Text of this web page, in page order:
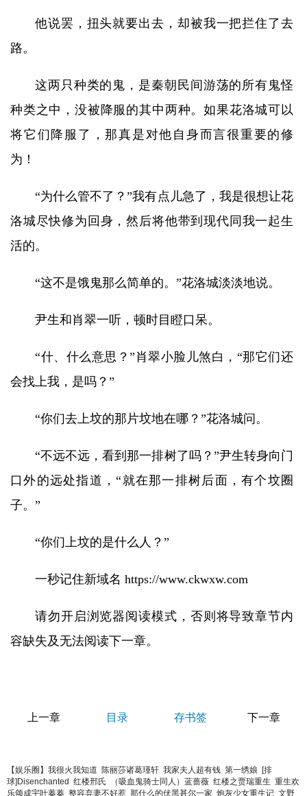
他说罢，扭头就要出去，却被我一把拦住了去
路。
这两只种类的鬼，是秦朝民间游荡的所有鬼怪
种类之中，没被降服的其中两种。如果花洛城可以
将它们降服了，那真是对他自身而言很重要的修
为！
“为什么管不了？”我有点儿急了，我是很想让花
洛城尽快修为回身，然后将他带到现代同我一起生
活的。
“这不是饿鬼那么简单的。”花洛城淡淡地说。
尹生和肖翠一听，顿时目瞪口呆。
“什、什么意思？”肖翠小脸儿煞白，“那它们还
会找上我，是吗？”
“你们去上坟的那片坟地在哪？”花洛城问。
“不远不远，看到那一排树了吗？”尹生转身向门
口外的远处指道，“就在那一排树后面，有个坟圈
子。”
“你们上坟的是什么人？”
一秒记住新域名 https://www.ckwxw.com
请勿开启浏览器阅读模式，否则将导致章节内
容缺失及无法阅读下一章。
上一章 目录 存书签 下一章
【娱乐圈】我很火我知道 陈丽莎诸葛瑾轩 我家夫人超有钱 第一绣娘
[排
球]Disenchanted 红楼邢氏 （吸血鬼骑士同人）蓝蔷薇 红楼之贾瑞重生 重生欢
乐颂成宇叶蓁蓁 整容弃妻不好惹 那什么的伏黑甚尔一家 炮灰少女重生记 文野